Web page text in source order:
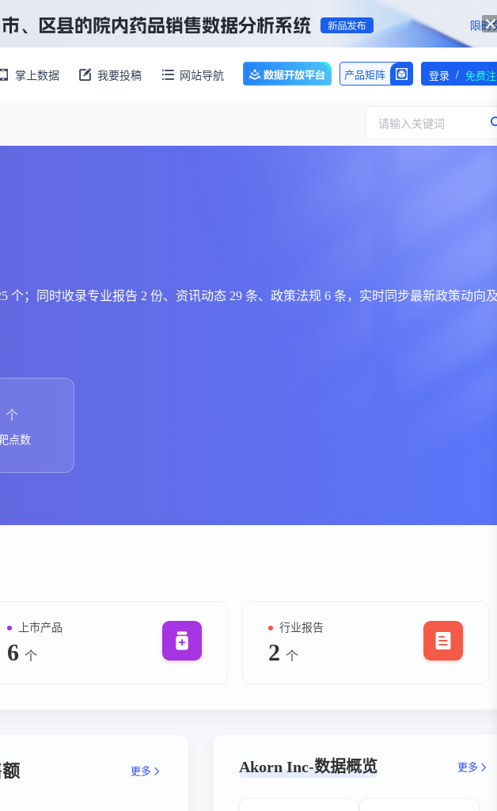
掌上数据 我要投稿 网站导航 产品矩阵 登录 / 免费
爆款：创新药商业化的选择、组织与执行
策
交易并购
人事变动
请输入关键词
；同时收录专业报告 2 份、资讯动态 29 条、政策法规 6 条，实时同步最新政策动向
个
点数
上市产品
6 个
行业报告
2 个
更多 Akorn Inc-数据概览 更多